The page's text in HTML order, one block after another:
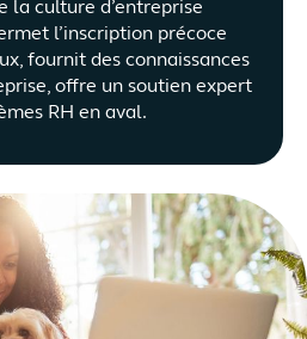
la culture d’entreprise
l’inscription précoce
fournit des connaissances
offre un soutien expert
RH en aval.